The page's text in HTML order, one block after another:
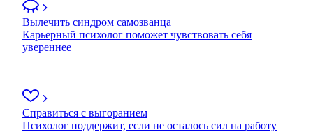
Вылечить синдром самозванца
Карьерный психолог поможет чувствовать себя
увереннее
Справиться с выгоранием
Психолог поддержит, если не осталось сил на работу